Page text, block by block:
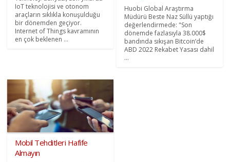
IoT teknolojisi ve otonom
araçların sıklıkla konuşulduğu
bir dönemden geçiyor.
Internet of Things kavramının
en çok beklenen ...
Huobi Global Araştırma
Müdürü Beste Naz Süllü yaptığı
değerlendirmede: "Son
dönemde fazlasıyla 38.000$
bandında sıkışan Bitcoin’de
ABD 2022 Rekabet Yasası dahil
...
Mobil Tehditleri Hafife
Almayın